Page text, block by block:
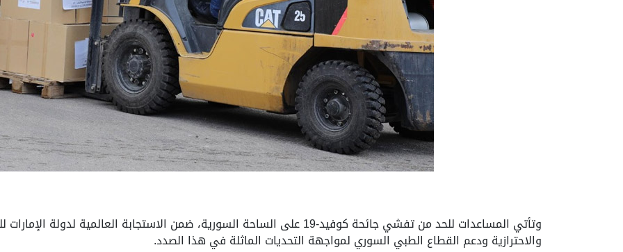
وتأتي المساعدات للحد من تفشي جائحة كوفيد-19 على الساحة السورية، ضمن الاستجابة
والاحترازية ودعم القطاع الطبي السوري لمواجهة التحديات الماثلة في هذا الصدد.